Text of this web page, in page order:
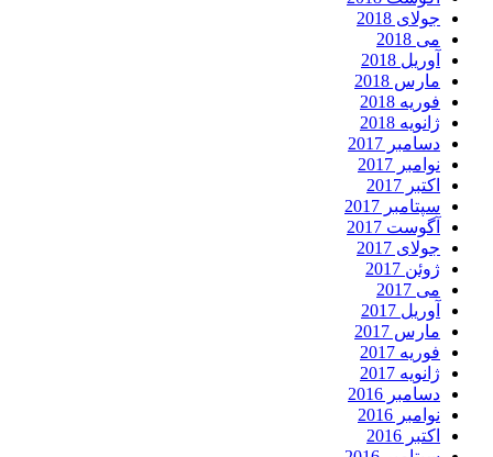
جولای 2018
می 2018
آوریل 2018
مارس 2018
فوریه 2018
ژانویه 2018
دسامبر 2017
نوامبر 2017
اکتبر 2017
سپتامبر 2017
آگوست 2017
جولای 2017
ژوئن 2017
می 2017
آوریل 2017
مارس 2017
فوریه 2017
ژانویه 2017
دسامبر 2016
نوامبر 2016
اکتبر 2016